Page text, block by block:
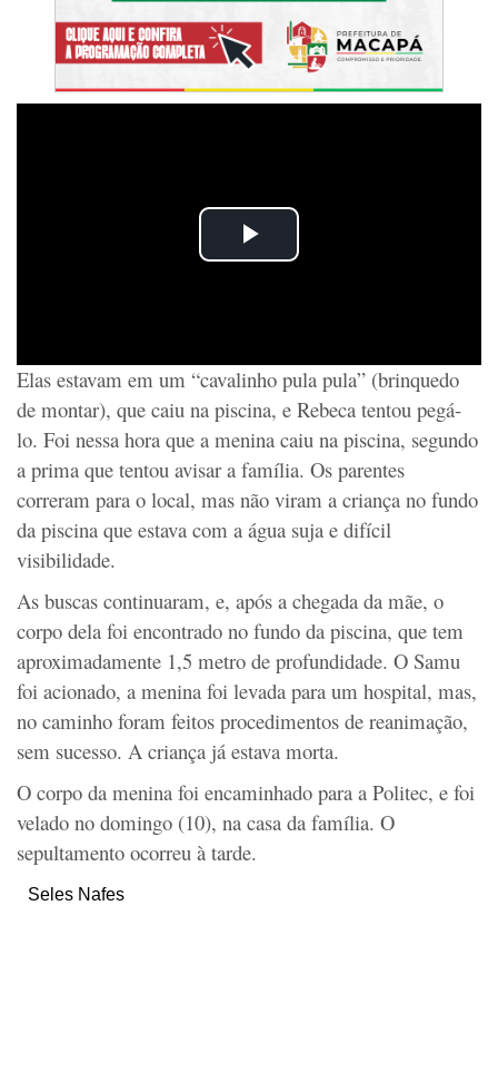
Elas estavam em um “cavalinho pula pula” (brinquedo
de montar), que caiu na piscina, e Rebeca tentou pegá-
lo. Foi nessa hora que a menina caiu na piscina, segundo
a prima que tentou avisar a família. Os parentes
correram para o local, mas não viram a criança no fundo
da piscina que estava com a água suja e difícil
visibilidade.
As buscas continuaram, e, após a chegada da mãe, o
corpo dela foi encontrado no fundo da piscina, que tem
aproximadamente 1,5 metro de profundidade. O Samu
foi acionado, a menina foi levada para um hospital, mas,
no caminho foram feitos procedimentos de reanimação,
sem sucesso. A criança já estava morta.
O corpo da menina foi encaminhado para a Politec, e foi
velado no domingo (10), na casa da família. O
sepultamento ocorreu à tarde.
Seles Nafes